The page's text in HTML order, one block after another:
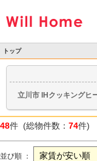
トップ
物件検索
> 物件一覧立川市 IHクッキングヒ
48件 (総物件数： 74件)
並び順 ：